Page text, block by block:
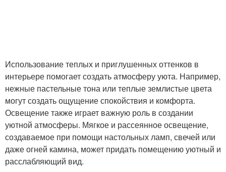
Интерьер без
дорогостоящих
аксессуаров
Использование теплых и приглушенных оттенков в
интерьере помогает создать атмосферу уюта. Например,
нежные пастельные тона или теплые землистые цвета
могут создать ощущение спокойствия и комфорта.
Освещение также играет важную роль в создании
уютной атмосферы. Мягкое и рассеянное освещение,
создаваемое при помощи настольных ламп, свечей или
даже огней камина, может придать помещению уютный и
расслабляющий вид.